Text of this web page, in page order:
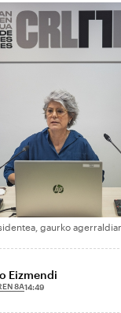
gaurko
Eizmendi
8A14:49